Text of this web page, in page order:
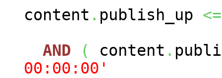
content . publish_up <=
AND
( content .
00:00:00'